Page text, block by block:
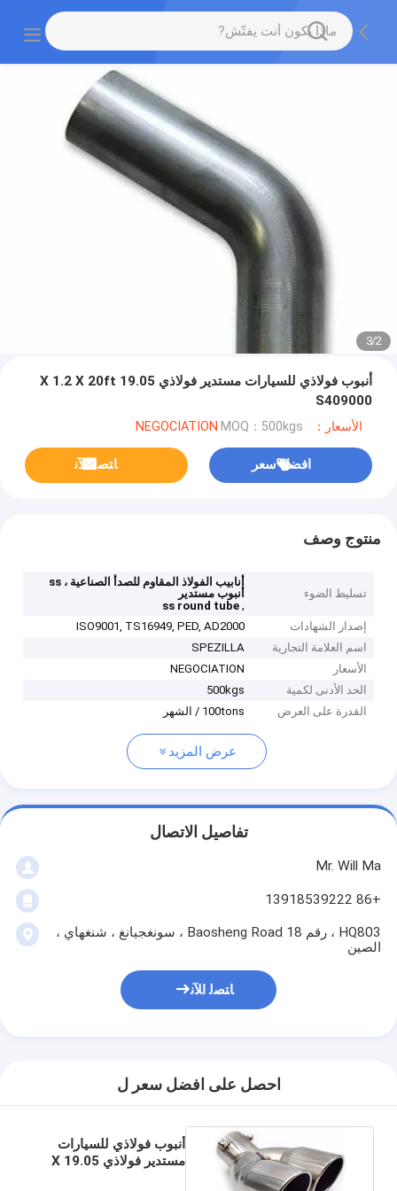
2
/
3
أنبوب فولاذي للسيارات مستدير فولاذي 19.05 X 1.2 X 20ft
S409000
الأسعار：NEGOCIATION MOQ：500kgs
افضل سعر ﺎﺘﺼﻟ ﺍﻶﻧ
منتوج وصف
تسليط الضوء
أنابيب الفولاذ المقاوم للصدأ الصناعية ، ss
أنبوب مستدير
,
ss round tube
إصدار الشهادات
ISO9001, TS16949, PED, AD2000
اسم العلامة التجارية
SPEZILLA
الأسعار
NEGOCIATION
الحد الأدنى لكمية
500kgs
القدرة على العرض
100tons / الشهر
عرض المزيد
تفاصيل الاتصال
Mr. Will Ma
+86 13918539222
HQ803 ، رقم 18 Baosheng Road ، سونغجيانغ ، شنغهاي ،
الصين
ﺎﺘﺼﻟ ﺍﻶﻧ
احصل على افضل سعر ل
أنبوب فولاذي للسيارات
مستدير فولاذي 19.05 X